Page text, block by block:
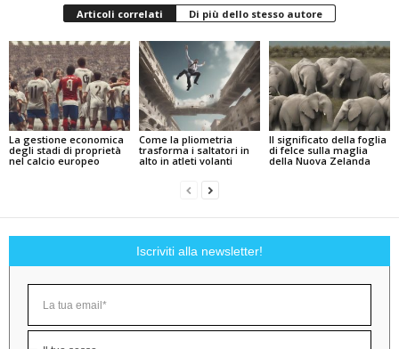
Articoli correlati Di più dello stesso autore
La gestione economica
degli stadi di proprietà
nel calcio europeo
Come la pliometria
trasforma i saltatori in
alto in atleti volanti
Il significato della foglia
di felce sulla maglia
della Nuova Zelanda
Iscriviti alla newsletter!